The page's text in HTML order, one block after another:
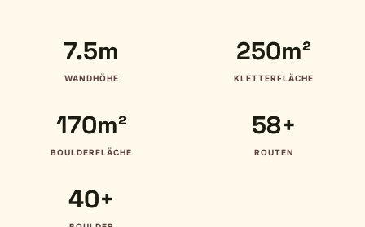
7.5m
WANDHÖHE
250m²
KLETTERFLÄCHE
170m²
BOULDERFLÄCHE
58+
ROUTEN
40+